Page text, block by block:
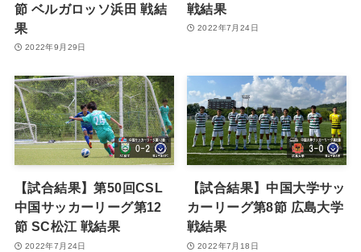
節 ベルガロッソ浜田 戦結
果
2022年9月29日
戦結果
2022年7月24日
【試合結果】第50回CSL
中国サッカーリーグ第12
節 SC松江 戦結果
2022年7月24日
【試合結果】中国大学サッ
カーリーグ第8節 広島大学
戦結果
2022年7月18日